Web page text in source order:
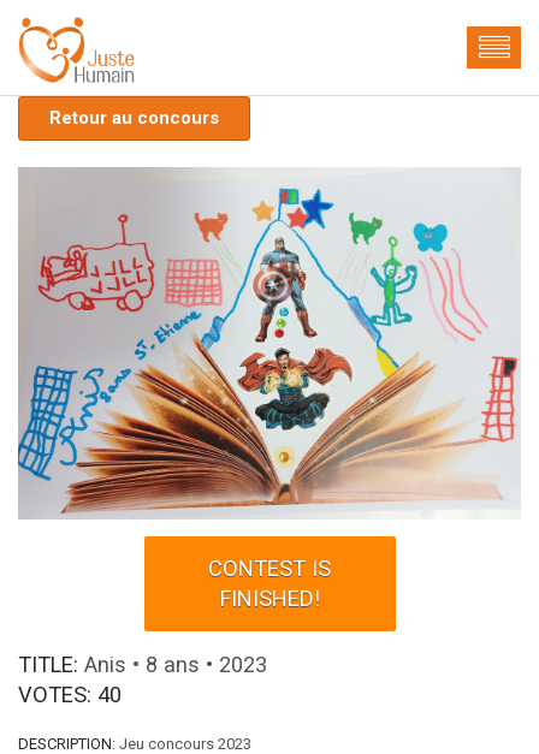
Retour au concours
CONTEST IS
FINISHED!
TITLE: Anis • 8 ans • 2023
VOTES: 40
DESCRIPTION: Jeu concours 2023